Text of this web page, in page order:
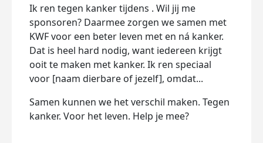
Ik ren tegen kanker tijdens . Wil jij me
sponsoren? Daarmee zorgen we samen met
KWF voor een beter leven met en ná kanker.
Dat is heel hard nodig, want iedereen krijgt
ooit te maken met kanker. Ik ren speciaal
voor [naam dierbare of jezelf], omdat...
Samen kunnen we het verschil maken. Tegen
kanker. Voor het leven. Help je mee?